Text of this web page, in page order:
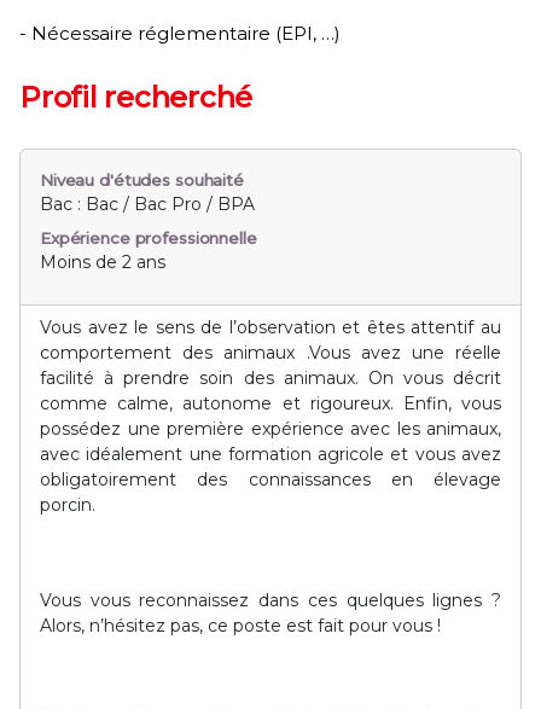
- Nécessaire réglementaire (EPI, …)
Profil recherché
Niveau d'études souhaité
Bac : Bac / Bac Pro / BPA
Expérience professionnelle
Moins de 2 ans
Vous avez le sens de l’observation et êtes attentif au
comportement des animaux .Vous avez une réelle
facilité à prendre soin des animaux. On vous décrit
comme calme, autonome et rigoureux. Enfin, vous
possédez une première expérience avec les animaux,
avec idéalement une formation agricole et vous avez
obligatoirement des connaissances en élevage
porcin.
Vous vous reconnaissez dans ces quelques lignes ?
Alors, n’hésitez pas, ce poste est fait pour vous !